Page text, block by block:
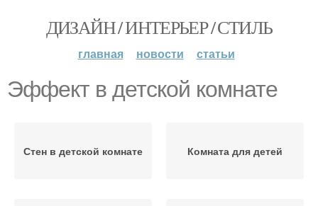
ДИЗАЙН / ИНТЕРЬЕР / СТИЛЬ
главная новости статьи
Эффект в детской комнате
Стен в детской комнате Комната для детей